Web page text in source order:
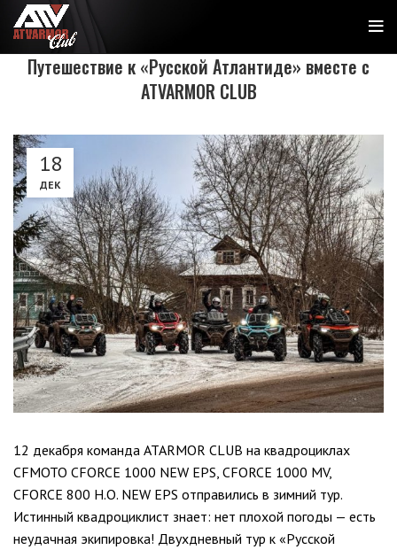
Путешествие к «Русской Атлантиде» вместе с
ATVARMOR CLUB
18
ДЕК
12 декабря команда ATARMOR CLUB на квадроциклах
CFMOTO CFORCE 1000 NEW EPS, CFORCE 1000 MV,
CFORCE 800 H.O. NEW EPS отправились в зимний тур.
Истинный квадроциклист знает: нет плохой погоды — есть
неудачная экипировка! Двухдневный тур к «Русской